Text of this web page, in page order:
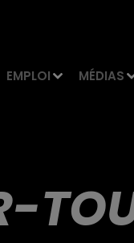
EMPLOI MÉDIAS